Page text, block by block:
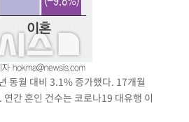
동월 대비 3.1% 증가했다. 17개월
간 혼인 건수는 코로나19 대유행 이